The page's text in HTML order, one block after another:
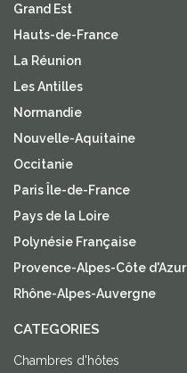
Grand Est
Hauts-de-France
La Réunion
Les Antilles
Normandie
Nouvelle-Aquitaine
Occitanie
Paris Île-de-France
Pays de la Loire
Polynésie Française
Provence-Alpes-Côte d'Azur
Rhône-Alpes-Auvergne
CATEGORIES
Chambres d'hôtes